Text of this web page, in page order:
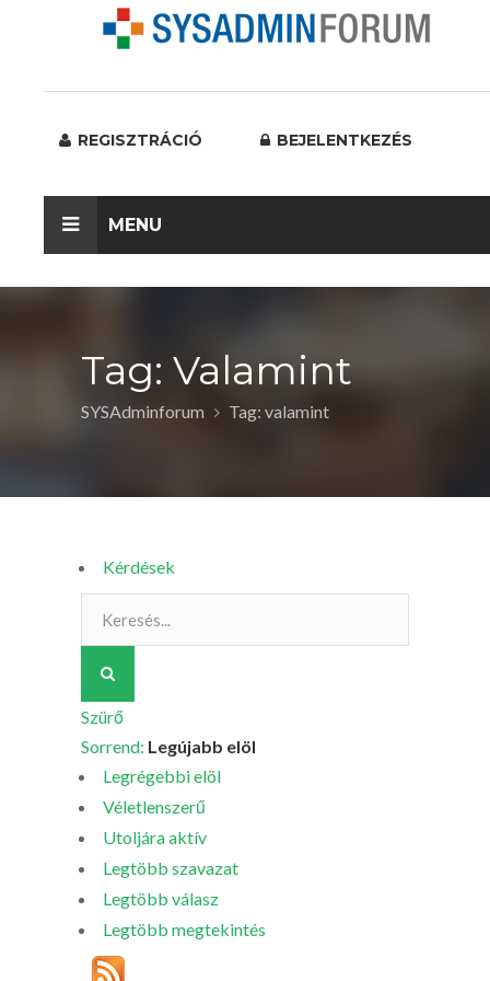
REGISZTRÁCIÓ BEJELENTKEZÉS
MENU
Tag: Valamint
SYSAdminforum Tag: valamint
Kérdések
Szürő
Sorrend: Legújabb elöl
Legrégebbi elöl
Véletlenszerű
Utoljára aktív
Legtöbb szavazat
Legtöbb válasz
Legtöbb megtekintés